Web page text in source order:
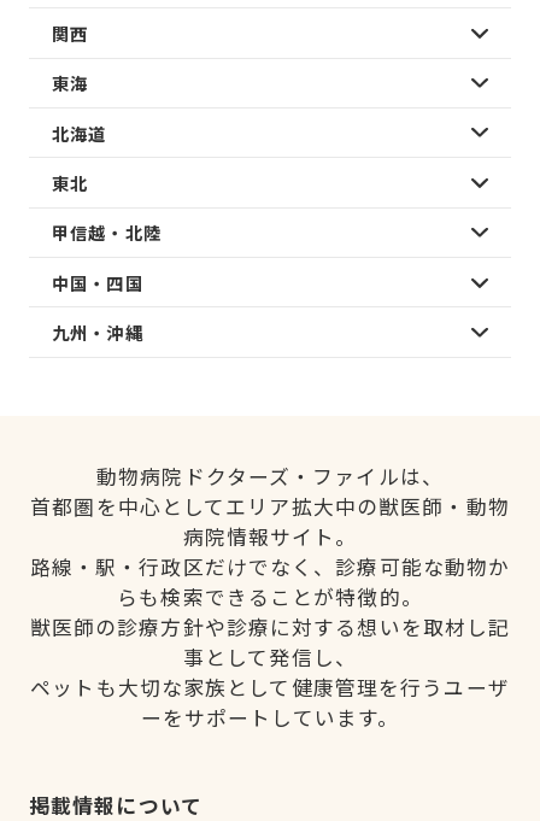
関西
東海
北海道
東北
甲信越・北陸
中国・四国
九州・沖縄
動物病院ドクターズ・ファイルは、
首都圏を中心としてエリア拡大中の獣医師・動物
病院情報サイト。
路線・駅・行政区だけでなく、診療可能な動物か
らも検索できることが特徴的。
獣医師の診療方針や診療に対する想いを取材し記
事として発信し、
ペットも大切な家族として健康管理を行うユーザ
ーをサポートしています。
掲載情報について